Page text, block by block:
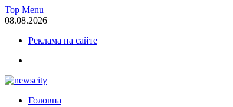
Skip
to
Top Menu
08.08.2026
Реклама на сайте
NewsCity — свежие новости Запорожья сегодня
Головна